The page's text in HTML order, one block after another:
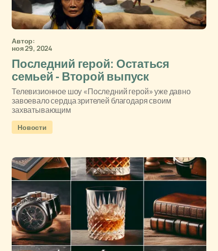
Автор:
ноя 29, 2024
Последний герой: Остаться
семьей - Второй выпуск
Телевизионное шоу «Последний герой» уже давно
завоевало сердца зрителей благодаря своим
захватывающим
Новости